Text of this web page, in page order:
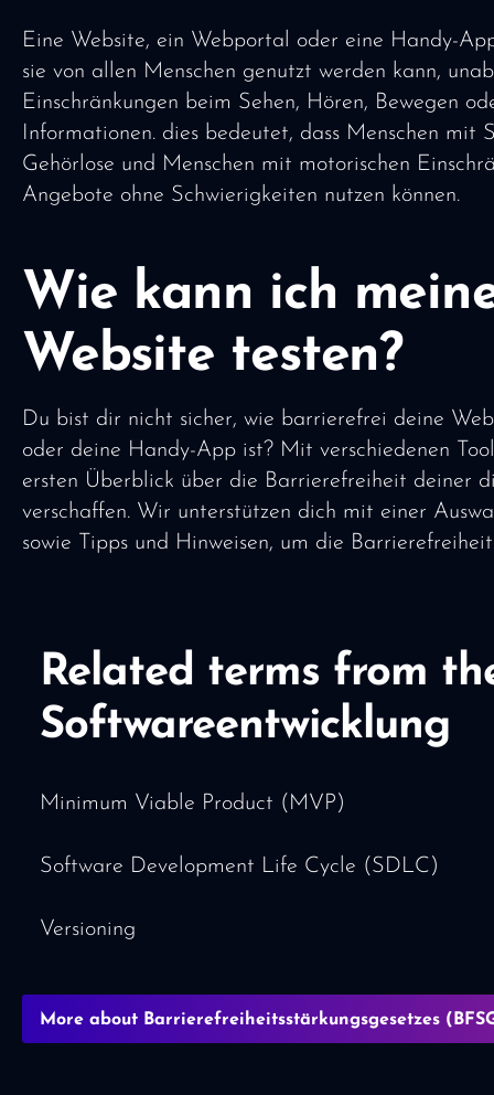
Eine Website, ein Webportal oder eine Handy-
sie von allen Menschen genutzt werden kann,
Einschränkungen beim Sehen, Hören, Bewegen
Informationen. dies bedeutet, dass Menschen mit
Gehörlose und Menschen mit motorischen
Angebote ohne Schwierigkeiten nutzen können.
Wie kann ich
Website testen?
Du bist dir nicht sicher, wie barrierefrei deine
oder deine Handy-App ist? Mit verschiedenen
ersten Überblick über die Barrierefreiheit deiner
verschaffen. Wir unterstützen dich mit einer
sowie Tipps und Hinweisen, um die
Related terms from
Softwareentwicklung
Minimum Viable Product (MVP)
Software Development Life Cycle (SDLC)
Versioning
More about Barrierefreiheitsstärkungsgesetzes